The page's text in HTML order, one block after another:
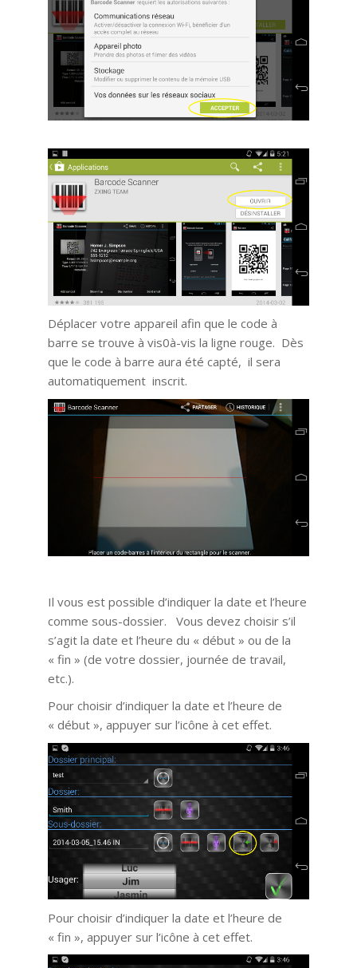
Déplacer votre appareil afin que le code à
barre se trouve à vis0à-vis la ligne rouge. Dès
que le code à barre aura été capté, il sera
automatiquement inscrit.
Il vous est possible d’indiquer la date et l’heure
comme sous-dossier. Vous devez choisir s’il
s’agit la date et l’heure du « début » ou de la
« fin » (de votre dossier, journée de travail,
etc.).
Pour choisir d’indiquer la date et l’heure de
« début », appuyer sur l’icône à cet effet.
Pour choisir d’indiquer la date et l’heure de
« fin », appuyer sur l’icône à cet effet.